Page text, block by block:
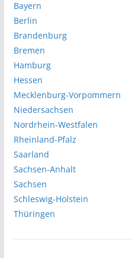
Bayern
Berlin
Brandenburg
Bremen
Hamburg
Hessen
Mecklenburg-Vorpommern
Niedersachsen
Nordrhein-Westfalen
Rheinland-Pfalz
Saarland
Sachsen-Anhalt
Sachsen
Schleswig-Holstein
Thüringen